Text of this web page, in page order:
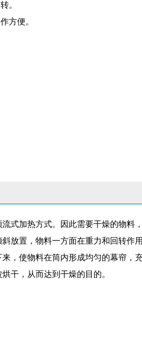
。
方便。
式加热方式。因此需要干燥的物料
放置，物料一方面在重力和回转作
，使物料在筒内形成均匀的幕帘，
干，从而达到干燥的目的。